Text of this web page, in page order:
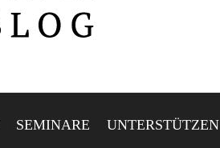
SEMINARE UNTERSTÜTZEN